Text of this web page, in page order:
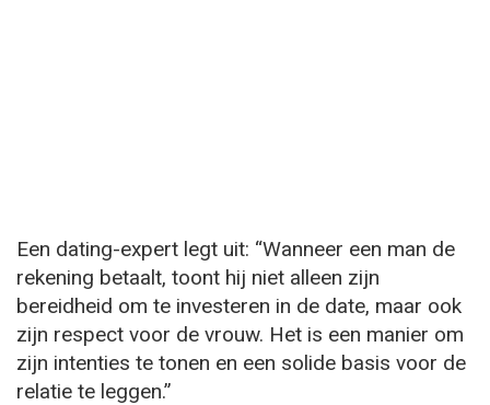
Een dating-expert legt uit: “Wanneer een man de
rekening betaalt, toont hij niet alleen zijn
bereidheid om te investeren in de date, maar ook
zijn respect voor de vrouw. Het is een manier om
zijn intenties te tonen en een solide basis voor de
relatie te leggen.”